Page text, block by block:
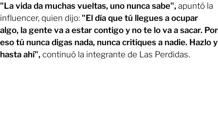
"La vida da muchas vueltas, uno nunca sabe", apuntó la
influencer, quien dijo: "El día que tú llegues a ocupar
algo, la gente va a estar contigo y no te lo va a sacar. Por
eso tú nunca digas nada, nunca critiques a nadie. Hazlo y
hasta ahí", continuó la integrante de Las Perdidas.